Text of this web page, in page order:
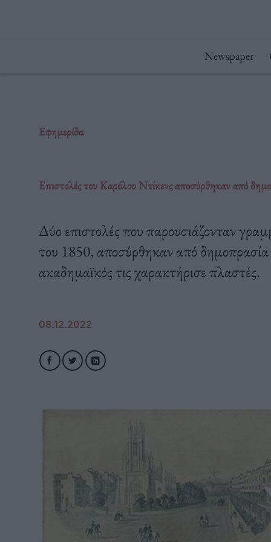
Newspaper
Εφημερίδα
Επιστολές του Καρόλου Ντίκενς αποσύρθηκαν από
Δύο επιστολές που παρουσιάζονταν
του 1850, αποσύρθηκαν από
ακαδημαϊκός τις χαρακτήρισε πλαστές.
08.12.2022